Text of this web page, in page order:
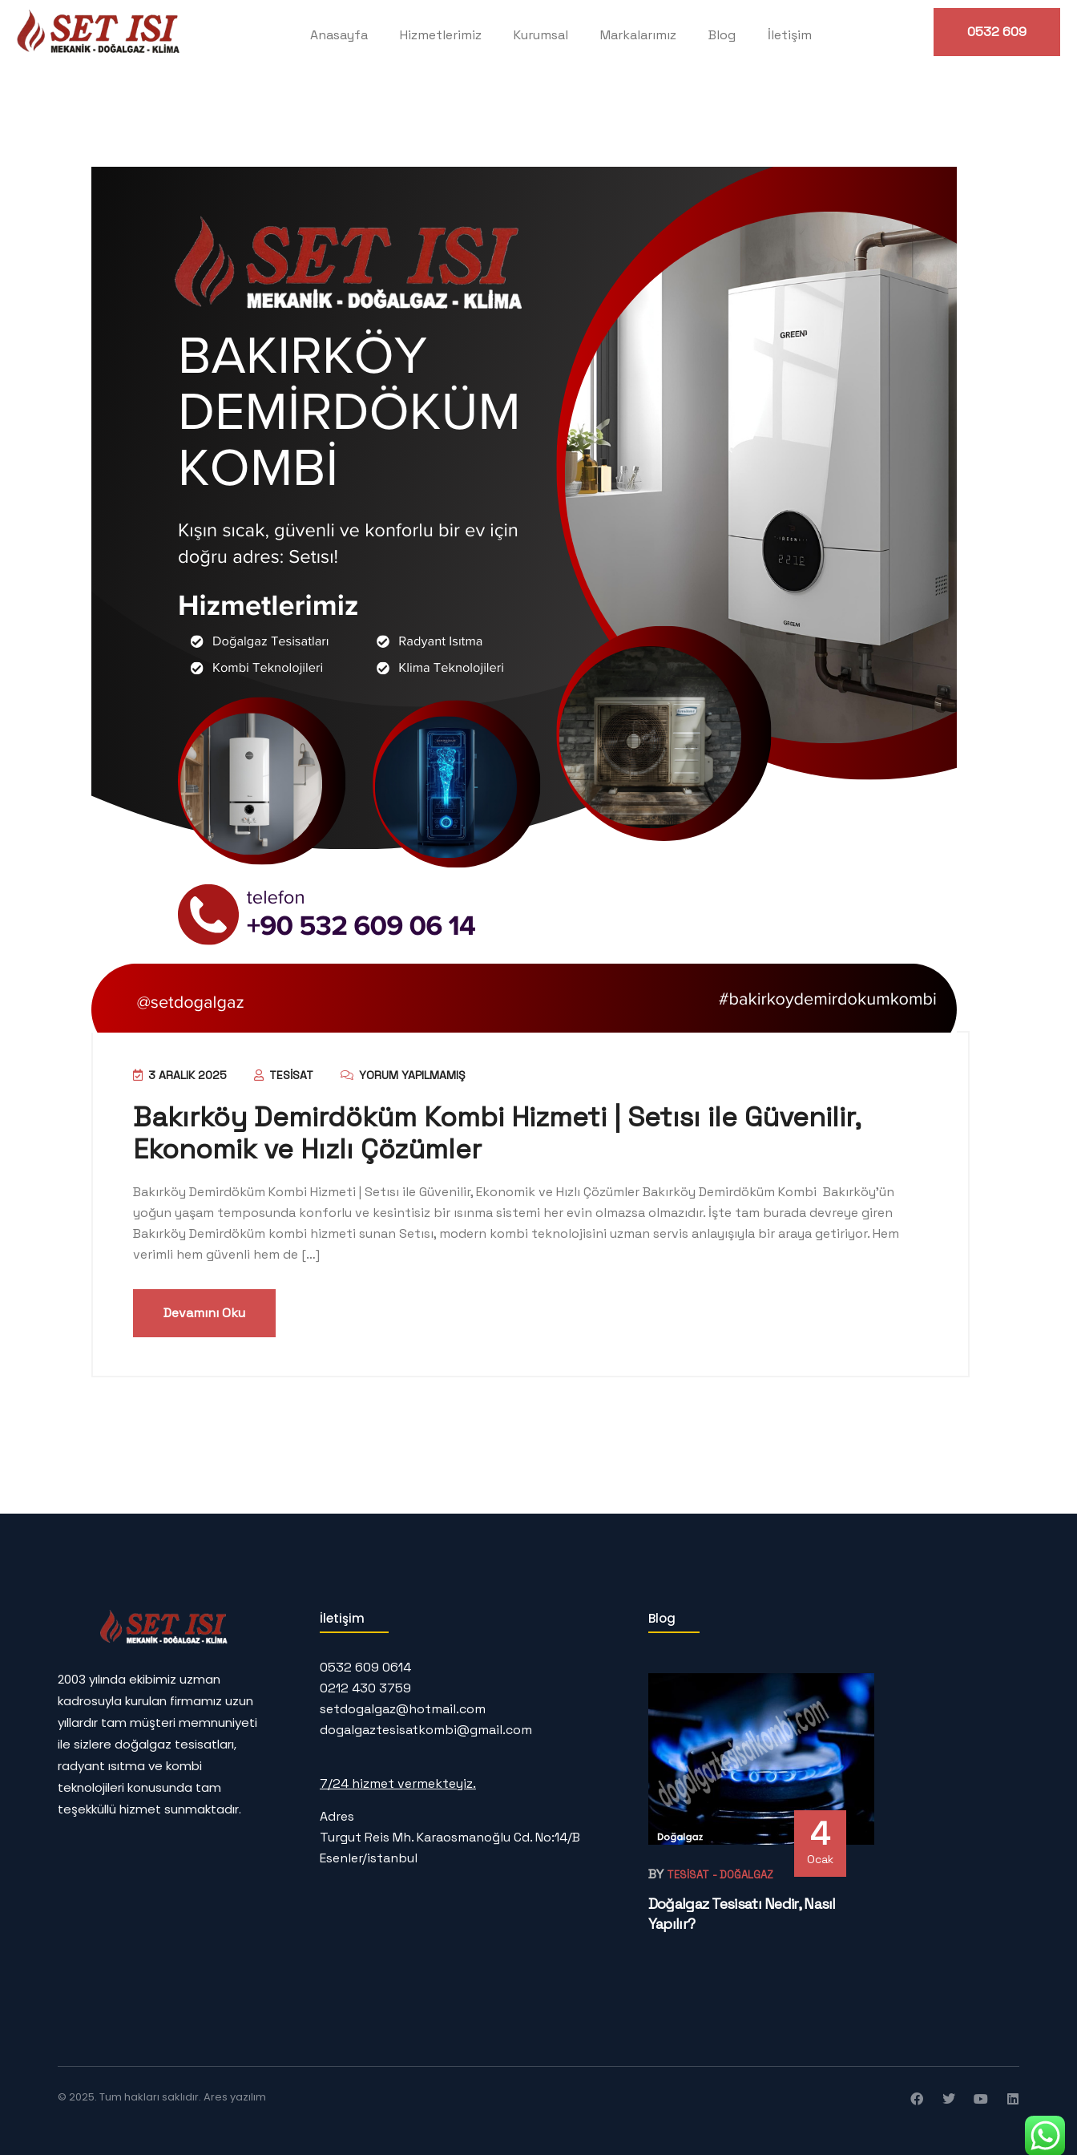
Anasayfa Hizmetlerimiz Kurumsal Markalarımız Blog İletişim 0532 609
3 ARALIK 2025 TESISAT YORUM YAPILMAMIŞ
Bakırköy Demirdöküm Kombi Hizmeti | Setısı ile Güvenilir,
Ekonomik ve Hızlı Çözümler
Bakırköy Demirdöküm Kombi Hizmeti | Setısı ile Güvenilir, Ekonomik ve Hızlı Çözümler Bakırköy Demirdöküm Kombi Bakırköy’ün
yoğun yaşam temposunda konforlu ve kesintisiz bir ısınma sistemi her evin olmazsa olmazıdır. İşte tam burada devreye giren
Bakırköy Demirdöküm kombi hizmeti sunan Setısı, modern kombi teknolojisini uzman servis anlayışıyla bir araya getiriyor. Hem
verimli hem güvenli hem de […]
Devamını Oku
2003 yılında ekibimiz uzman
kadrosuyla kurulan firmamız uzun
yıllardır tam müşteri memnuniyeti
ile sizlere doğalgaz tesisatları,
radyant ısıtma ve kombi
teknolojileri konusunda tam
teşekküllü hizmet sunmaktadır.
İletişim
0532 609 0614
0212 430 3759
setdogalgaz@hotmail.com
dogalgaztesisatkombi@gmail.com
7/24 hizmet vermekteyiz.
Adres
Turgut Reis Mh. Karaosmanoğlu Cd. No:14/B
Esenler/istanbul
Blog
4
Ocak
BY TESISAT - DOĞALGAZ
Doğalgaz Tesisatı Nedir, Nasıl
Yapılır?
© 2025. Tum hakları saklıdır. Ares yazılım